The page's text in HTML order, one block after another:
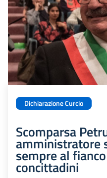
Dichiarazione Curcio
Scomparsa
amministratore
sempre al
concittadini